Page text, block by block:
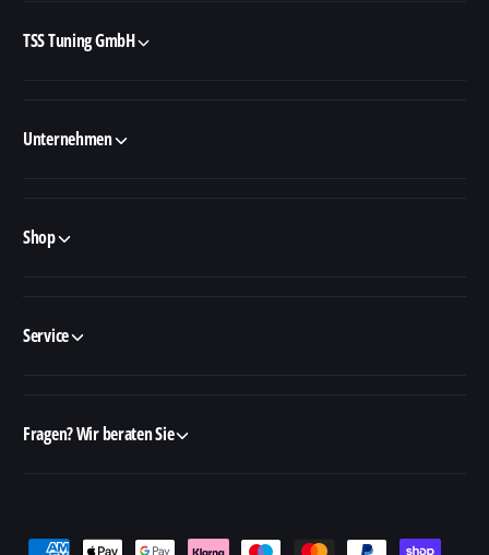
TSS Tuning GmbH
Unternehmen
Shop
Service
Fragen? Wir beraten Sie